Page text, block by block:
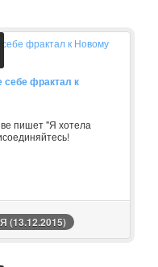
фрактал к
пишет "Я хотела